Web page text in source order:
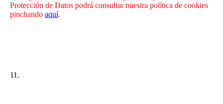
Protección de Datos podrá consultar nuestra política de cookies
pinchando aquí.
11.